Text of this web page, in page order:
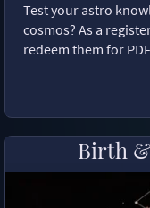
Test your astro
cosmos? As a
redeem them for
Birth